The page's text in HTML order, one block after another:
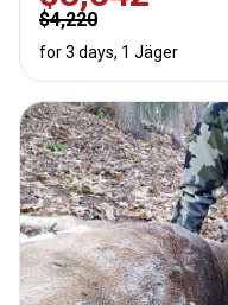
$4,220
for 3 days, 1 Jäger